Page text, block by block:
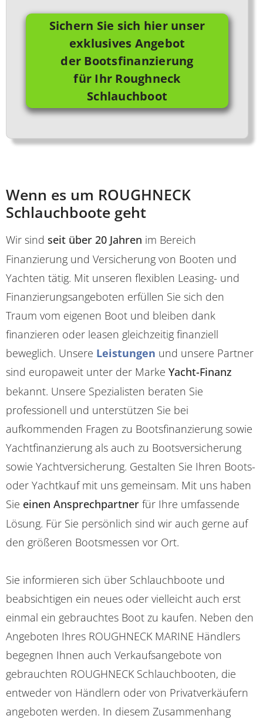
Sichern Sie sich hier unser
exklusives Angebot
der Bootsfinanzierung
für Ihr Roughneck
Schlauchboot
Wenn es um ROUGHNECK
Schlauchboote geht
Wir sind seit über 20 Jahren im Bereich
Finanzierung und Versicherung von Booten und
Yachten tätig. Mit unseren flexiblen Leasing- und
Finanzierungsangeboten erfüllen Sie sich den
Traum vom eigenen Boot und bleiben dank
finanzieren oder leasen gleichzeitig finanziell
beweglich. Unsere Leistungen und unsere Partner
sind europaweit unter der Marke Yacht-Finanz
bekannt. Unsere Spezialisten beraten Sie
professionell und unterstützen Sie bei
aufkommenden Fragen zu Bootsfinanzierung sowie
Yachtfinanzierung als auch zu Bootsversicherung
sowie Yachtversicherung. Gestalten Sie Ihren Boots-
oder Yachtkauf mit uns gemeinsam. Mit uns haben
Sie einen Ansprechpartner für Ihre umfassende
Lösung. Für Sie persönlich sind wir auch gerne auf
den größeren Bootsmessen vor Ort.
Sie informieren sich über Schlauchboote und
beabsichtigen ein neues oder vielleicht auch erst
einmal ein gebrauchtes Boot zu kaufen. Neben den
Angeboten Ihres ROUGHNECK MARINE Händlers
begegnen Ihnen auch Verkaufsangebote von
gebrauchten ROUGHNECK Schlauchbooten, die
entweder von Händlern oder von Privatverkäufern
angeboten werden. In diesem Zusammenhang